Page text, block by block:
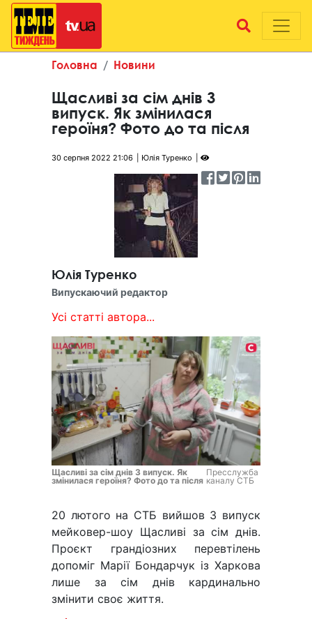
Головна Новини
Щасливі за сім днів 3
випуск. Як змінилася
героїня? Фото до та після
30 серпня 2022 21:06 Юлія Туренко
Юлія Туренко
Випускаючий редактор
Усі статті автора...
Щасливі за сім днів 3 випуск. Як
змінилася героїня? Фото до та після
Пресслужба
каналу СТБ
20 лютого на СТБ вийшов 3 випуск
мейковер-шоу Щасливі за сім днів.
Проєкт грандіозних перевтілень
допоміг Марії Бондарчук із Харкова
лише за сім днів кардинально
змінити своє життя.